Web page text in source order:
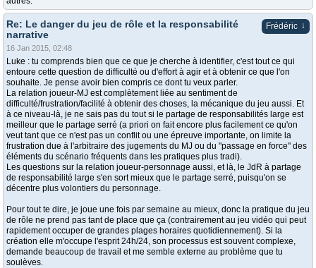
Frédéric ↓
Re: Le danger du jeu de rôle et la responsabilité
narrative
16 Jan 2015, 02:48
Luke : tu comprends bien que ce que je cherche à identifier, c'est tout ce qui
entoure cette question de difficulté ou d'effort à agir et à obtenir ce que l'on
souhaite. Je pense avoir bien compris ce dont tu veux parler.
La relation joueur-MJ est complètement liée au sentiment de
difficulté/frustration/facilité à obtenir des choses, la mécanique du jeu aussi. Et
à ce niveau-là, je ne sais pas du tout si le partage de responsabilités large est
meilleur que le partage serré (a priori on fait encore plus facilement ce qu'on
veut tant que ce n'est pas un conflit ou une épreuve importante, on limite la
frustration due à l'arbitraire des jugements du MJ ou du "passage en force" des
éléments du scénario fréquents dans les pratiques plus tradi).
Les questions sur la relation joueur-personnage aussi, et là, le JdR à partage
de responsabilité large s'en sort mieux que le partage serré, puisqu'on se
décentre plus volontiers du personnage.
Pour tout te dire, je joue une fois par semaine au mieux, donc la pratique du jeu
de rôle ne prend pas tant de place que ça (contrairement au jeu vidéo qui peut
rapidement occuper de grandes plages horaires quotidiennement). Si la
création elle m'occupe l'esprit 24h/24, son processus est souvent complexe,
demande beaucoup de travail et me semble externe au problème que tu
soulèves.